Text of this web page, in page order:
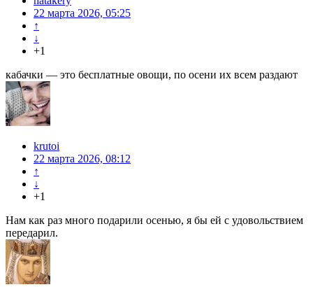
22 марта 2026, 05:25
↑
↓
+1
кабачки — это бесплатные овощи, по осени их всем раздают
krutoi
22 марта 2026, 08:12
↑
↓
+1
Нам как раз много подарили осенью, я бы ей с удовольствием
передарил.